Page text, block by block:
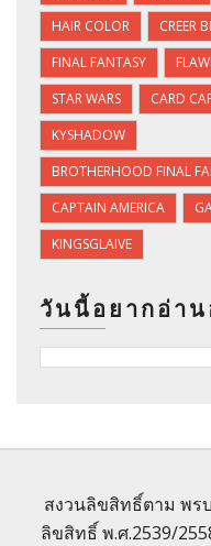
HAIR COLOR
CREER
FINAL FANTASY
STAR WARS
CARD
KYSHADOW
BROTHERHOOD FINAL
CAPTAIN AMERICA
KINGSGLAIVE
วันนี้อยากอ่าน
สงวนลิขสิทธิ์ตาม พรบ
ลิขสิทธิ์ พ.ศ.2539/